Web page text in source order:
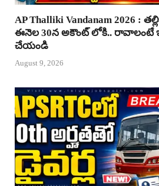
AP Thalliki Vandanam 2026 :
ఈనెల 30న అకౌంట్ లోకి.. రావాలంటే
చేయండి
August 9, 2026